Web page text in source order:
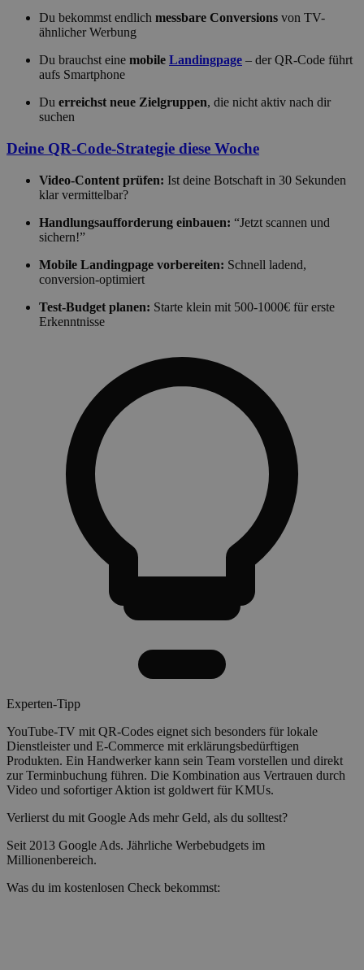
Du bekommst endlich messbare Conversions von TV-
ähnlicher Werbung
Du brauchst eine mobile Landingpage – der QR-Code führt
aufs Smartphone
Du erreichst neue Zielgruppen, die nicht aktiv nach dir
suchen
Deine QR-Code-Strategie diese Woche
Video-Content prüfen: Ist deine Botschaft in 30 Sekunden
klar vermittelbar?
Handlungsaufforderung einbauen: “Jetzt scannen und
sichern!”
Mobile Landingpage vorbereiten: Schnell ladend,
conversion-optimiert
Test-Budget planen: Starte klein mit 500-1000€ für erste
Erkenntnisse
Experten-Tipp
YouTube-TV mit QR-Codes eignet sich besonders für lokale
Dienstleister und E-Commerce mit erklärungsbedürftigen
Produkten. Ein Handwerker kann sein Team vorstellen und direkt
zur Terminbuchung führen. Die Kombination aus Vertrauen durch
Video und sofortiger Aktion ist goldwert für KMUs.
Verlierst du mit Google Ads mehr Geld, als du solltest?
Seit 2013 Google Ads. Jährliche Werbebudgets im
Millionenbereich.
Was du im kostenlosen Check bekommst: